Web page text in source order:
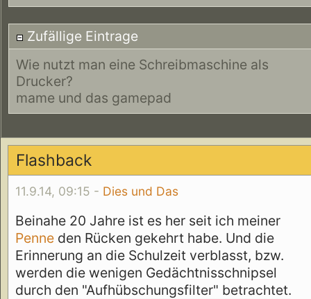
Zufällige Eintrage
Wie nutzt man eine Schreibmaschine als
Drucker?
mame und das gamepad
Flashback
11.9.14, 09:15 - Dies und Das
Beinahe 20 Jahre ist es her seit ich meiner
Penne den Rücken gekehrt habe. Und die
Erinnerung an die Schulzeit verblasst, bzw.
werden die wenigen Gedächtnisschnipsel
durch den "Aufhübschungsfilter" betrachtet.